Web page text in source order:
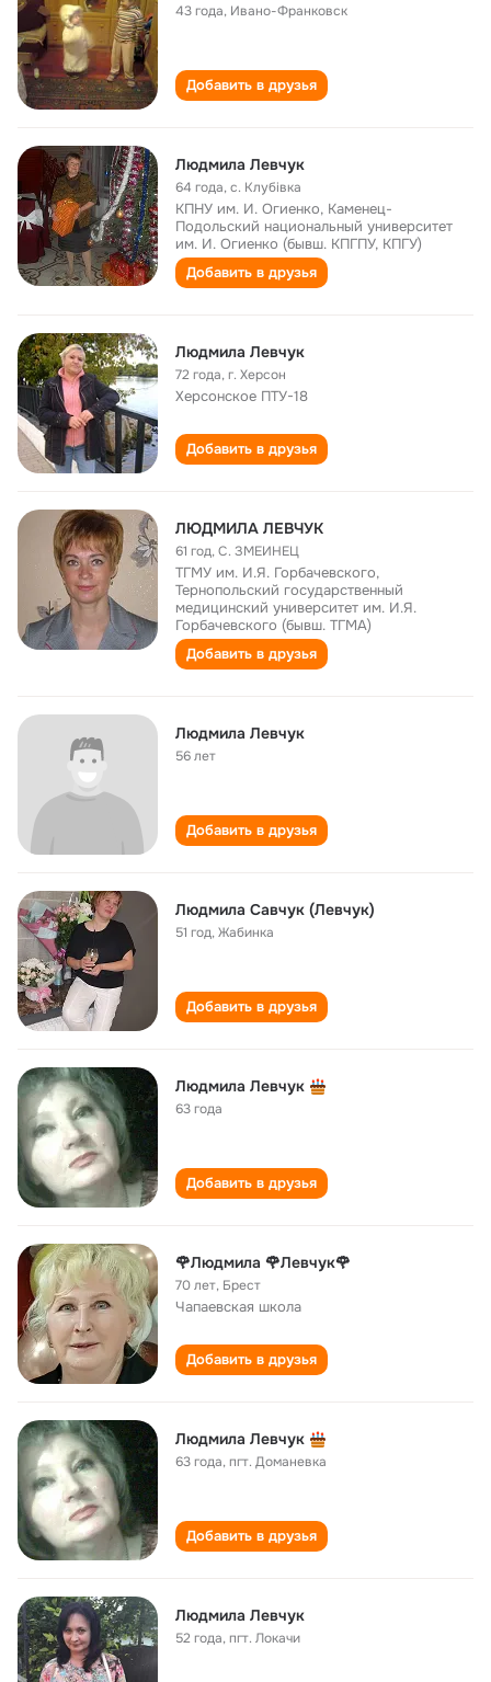
43 года, Ивано-Франковск
Добавить в друзья
Людмила Левчук
64 года,с. Клубівка
КПНУ им. И. Огиенко, Каменец-
Подольский национальный университет
им. И. Огиенко (бывш. КПГПУ, КПГУ)
Добавить в друзья
Людмила Левчук
72 года,г. Херсон
Херсонское ПТУ-18
Добавить в друзья
ЛЮДМИЛА ЛЕВЧУК
61 год,С. ЗМЕИНЕЦ
ТГМУ им. И.Я. Горбачевского,
Тернопольский государственный
медицинский университет им. И.Я.
Горбачевского (бывш. ТГМА)
Добавить в друзья
Людмила Левчук
56 лет
Добавить в друзья
Людмила Савчук (Левчук)
51 год,Жабинка
Добавить в друзья
Людмила Левчук
63 года
Добавить в друзья
🌹Людмила 🌹Левчук🌹
70 лет, Брест
Чапаевская школа
Добавить в друзья
Людмила Левчук
63 года,пгт. Доманевка
Добавить в друзья
Людмила Левчук
52 года,пгт. Локачи